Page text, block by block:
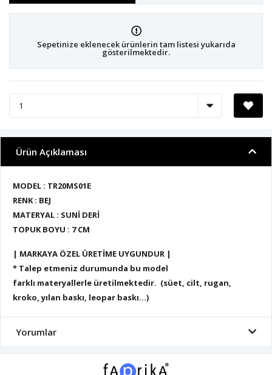
Sepetinize eklenecek ürünlerin tam listesi yukarıda
gösterilmektedir.
Ürün Açıklaması
MODEL : TR20MS01E
RENK : BEJ
MATERYAL : SUNİ DERİ
TOPUK BOYU : 7 CM
| MARKAYA ÖZEL ÜRETİME UYGUNDUR |
* Talep etmeniz durumunda bu model
farklı materyallerle üretilmektedir. (süet, cilt, rugan,
kroko, yılan baskı, leopar baskı...)
Yorumlar